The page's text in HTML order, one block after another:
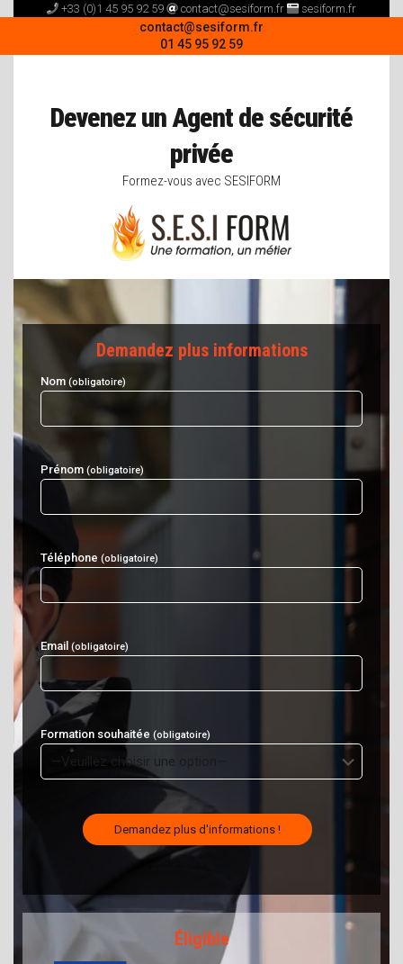
Bienvenu au centre de formation SESIFORM Boissy-Saint-Leger
contact@sesiform.fr
01 45 95 92 59
+33 (0)1 45 95 92 59 contact@sesiform.fr sesiform.fr
Devenez un Agent de sécurité
privée
Formez-vous avec SESIFORM
Demandez plus informations
Nom (obligatoire)
Prénom (obligatoire)
Téléphone (obligatoire)
Email (obligatoire)
Formation souhaitée (obligatoire)
Éligible